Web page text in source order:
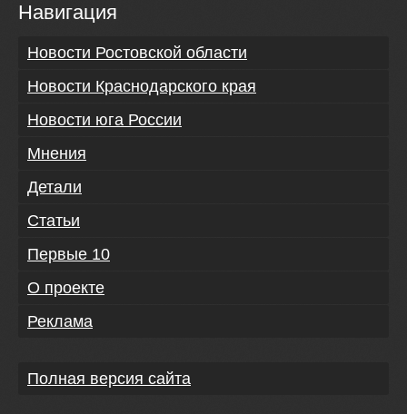
Навигация
Новости Ростовской области
Новости Краснодарского края
Новости юга России
Мнения
Детали
Статьи
Первые 10
О проекте
Реклама
Полная версия сайта